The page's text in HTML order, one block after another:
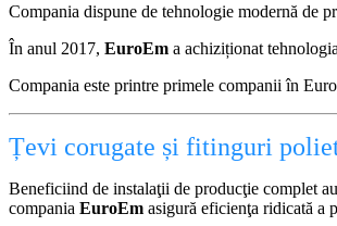
Compania dispune de tehnologie modernă de
În anul 2017, EuroEm a achiziționat
Compania este printre primele companii în
Țevi corugate și fitinguri
Beneficiind de instalaţii de producţie complet
compania EuroEm asigură eficienţa ridicată a